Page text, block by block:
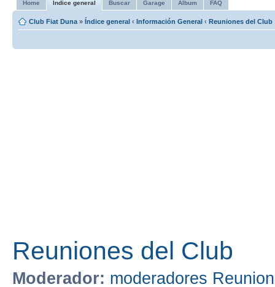
Home Índice general Buscar Garage Album FAQ
Club Fiat Duna » Índice general ‹ Información General ‹ Reuniones del Club
Reuniones del Club
Moderador: moderadores